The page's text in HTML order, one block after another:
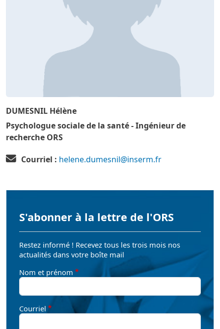
DUMESNIL Hélène
Psychologue sociale de la santé - Ingénieur de
recherche ORS
Courriel : helene.dumesnil@inserm.fr
S'abonner à la lettre de l'ORS
Restez informé ! Recevez tous les trois mois nos
actualités dans votre boîte mail
Nom et prénom
Courriel